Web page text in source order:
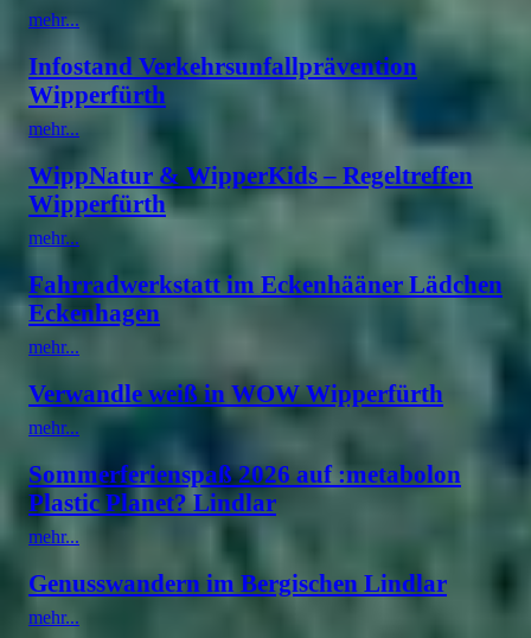
mehr...
Infostand Verkehrsunfallprävention
Wipperfürth
mehr...
WippNatur & WipperKids – Regeltreffen
Wipperfürth
mehr...
Fahrradwerkstatt im Eckenhääner Lädchen
Eckenhagen
mehr...
Verwandle weiß in WOW Wipperfürth
mehr...
Sommerferienspaß 2026 auf :metabolon
Plastic Planet? Lindlar
mehr...
Genusswandern im Bergischen Lindlar
mehr...